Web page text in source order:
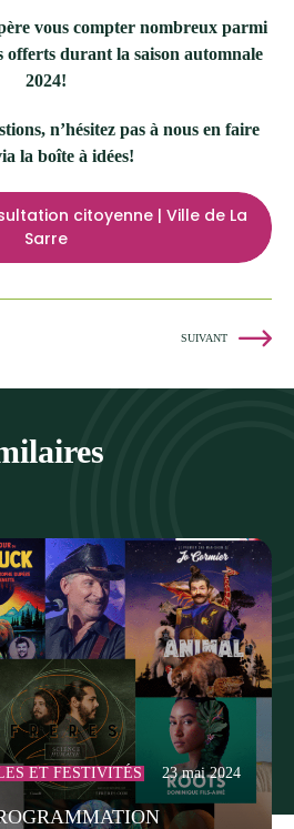
vous compter nombreux parmi
offerts durant la saison automnale
2024!
n’hésitez pas à nous en faire
la boîte à idées!
citoyenne | Ville de La
Sarre
SUIVANT
ET FESTIVITÉS 23 mai 2024